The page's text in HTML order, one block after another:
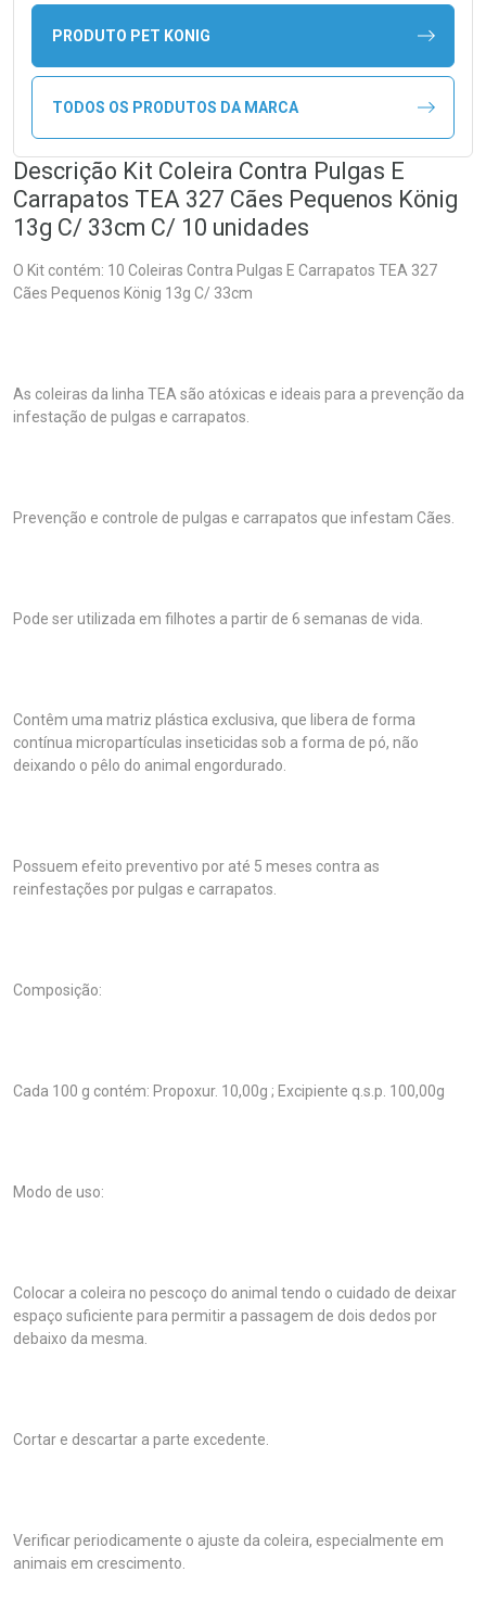
PRODUTO PET KONIG
TODOS OS PRODUTOS DA MARCA
Descrição Kit Coleira Contra Pulgas E
Carrapatos TEA 327 Cães Pequenos König
13g C/ 33cm C/ 10 unidades
O Kit contém: 10 Coleiras Contra Pulgas E Carrapatos TEA 327
Cães Pequenos König 13g C/ 33cm
As coleiras da linha TEA são atóxicas e ideais para a prevenção da
infestação de pulgas e carrapatos.
Prevenção e controle de pulgas e carrapatos que infestam Cães.
Pode ser utilizada em filhotes a partir de 6 semanas de vida.
Contêm uma matriz plástica exclusiva, que libera de forma
contínua micropartículas inseticidas sob a forma de pó, não
deixando o pêlo do animal engordurado.
Possuem efeito preventivo por até 5 meses contra as
reinfestações por pulgas e carrapatos.
Composição:
Cada 100 g contém: Propoxur. 10,00g ; Excipiente q.s.p. 100,00g
Modo de uso:
Colocar a coleira no pescoço do animal tendo o cuidado de deixar
espaço suficiente para permitir a passagem de dois dedos por
debaixo da mesma.
Cortar e descartar a parte excedente.
Verificar periodicamente o ajuste da coleira, especialmente em
animais em crescimento.